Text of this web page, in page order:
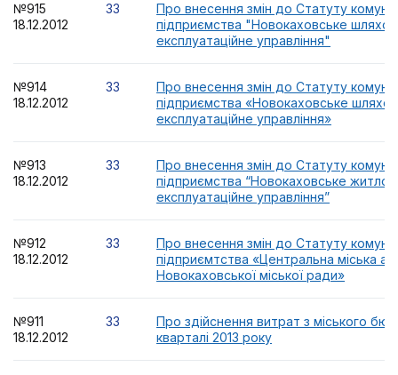
№915
18.12.2012
33
Про внесення змін до Статуту
підприємства "Новокаховське
експлуатаційне управління"
№914
18.12.2012
33
Про внесення змін до Статуту
підприємства «Новокаховське
експлуатаційне управління»
№913
18.12.2012
33
Про внесення змін до Статуту
підприємства “Новокаховське
експлуатаційне управління”
№912
18.12.2012
33
Про внесення змін до Статуту
підприємтства «Центральна міська
Новокаховської міської ради»
№911
18.12.2012
33
Про здійснення витрат з міського
кварталі 2013 року